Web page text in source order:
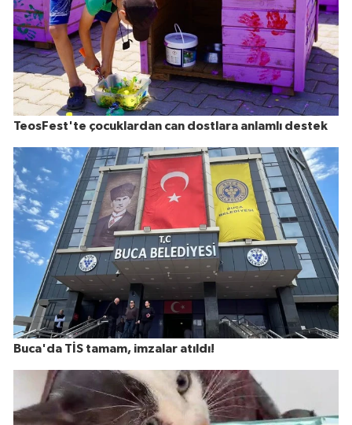
TeosFest'te çocuklardan can dostlara anlamlı destek
Buca'da TİS tamam, imzalar atıldı!